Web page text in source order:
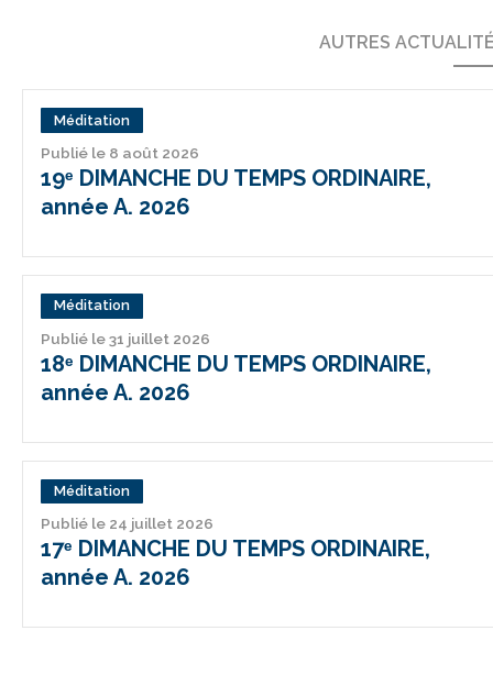
AUTRES
Méditation
Publié le 8 août 2026
19ᵉ DIMANCHE DU TEMPS ORDINAIRE,
année A. 2026
Méditation
Publié le 31 juillet 2026
18ᵉ DIMANCHE DU TEMPS ORDINAIRE,
année A. 2026
Méditation
Publié le 24 juillet 2026
17ᵉ DIMANCHE DU TEMPS ORDINAIRE,
année A. 2026